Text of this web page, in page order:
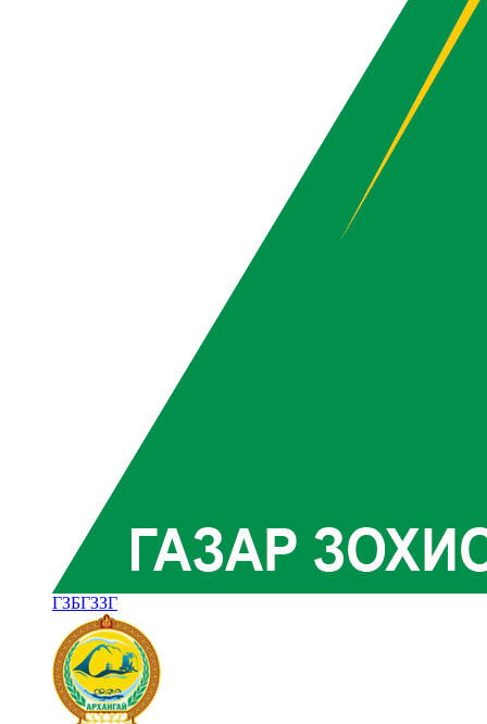
ГЗБГЗЗГ